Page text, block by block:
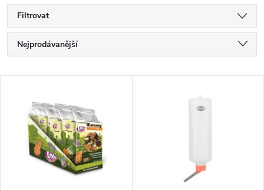
Filtrovat
Ř
a
Nejprodávanější
Abecedně